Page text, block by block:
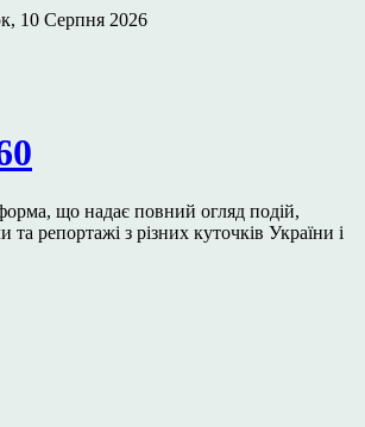
10 Серпня 2026
що надає повний огляд подій,
та репортажі з різних куточків України і